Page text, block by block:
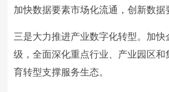
加快数据要素市场化流通，创新数据
三是大力推进产业数字化转型。加快
级，全面深化重点行业、产业园区
育转型支撑服务生态。